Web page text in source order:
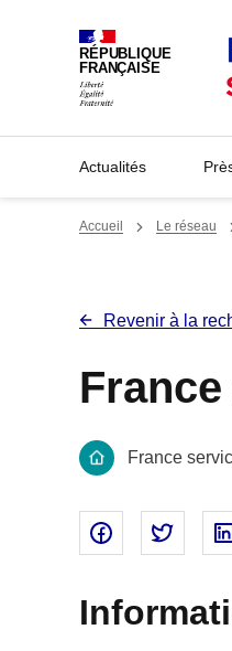
RÉPUBLIQUE
FRANÇAISE
Actualités
Accueil Le réseau
Revenir à la
France
Partager sur